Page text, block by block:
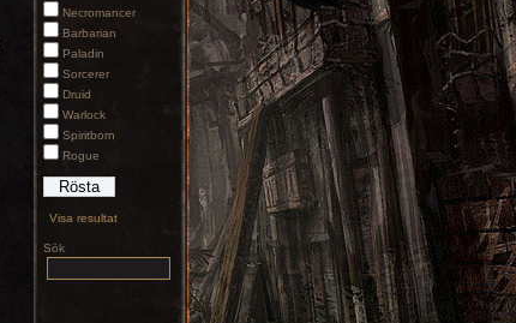
Necromancer
Barbarian
Paladin
Sorcerer
Druid
Warlock
Spiritborn
Rogue
Visa resultat
Sök